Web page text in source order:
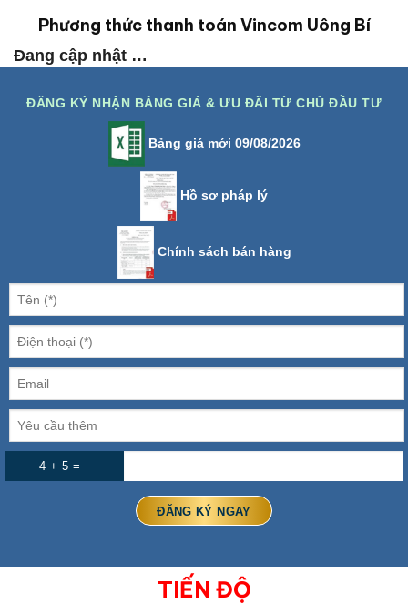
Phương thức thanh toán Vincom Uông Bí
Đang cập nhật …
ĐĂNG KÝ NHẬN BẢNG GIÁ & ƯU ĐÃI TỪ CHỦ ĐẦU TƯ
Bảng giá mới 09/08/2026
Hồ sơ pháp lý
Chính sách bán hàng
4 + 5 =
TIẾN ĐỘ